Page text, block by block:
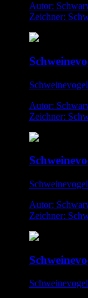
Autor:
Zeichner:
Autor:
Zeichner:
Autor:
Zeichner: